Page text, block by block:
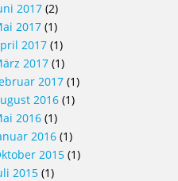
2017 (2)
2017 (1)
2017 (1)
2017 (1)
2017 (1)
2016 (1)
2016 (1)
2016 (1)
2015 (1)
2015 (1)